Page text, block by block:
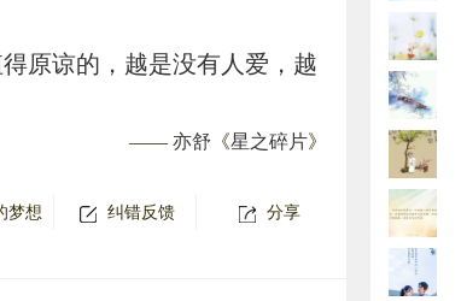
原谅的，越是没有人爱，越
—— 亦舒 《星之碎片》
梦想 纠错反馈 分享